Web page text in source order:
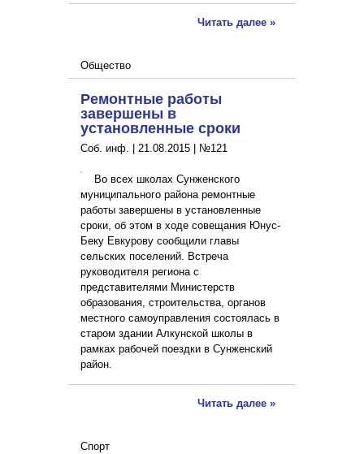
Читать далее »
Общество
Ремонтные работы
завершены в
установленные сроки
Соб. инф. | 21.08.2015 №121
Во всех школах Сунженского
муниципального района ремонтные
работы завершены в установленные
сроки, об этом в ходе совещания Юнус-
Беку Евкурову сообщили главы
сельских поселений. Встреча
руководителя региона с
представителями Министерств
образования, строительства, органов
местного самоуправления состоялась в
старом здании Алкунской школы в
рамках рабочей поездки в Сунженский
район.
Читать далее »
Спорт